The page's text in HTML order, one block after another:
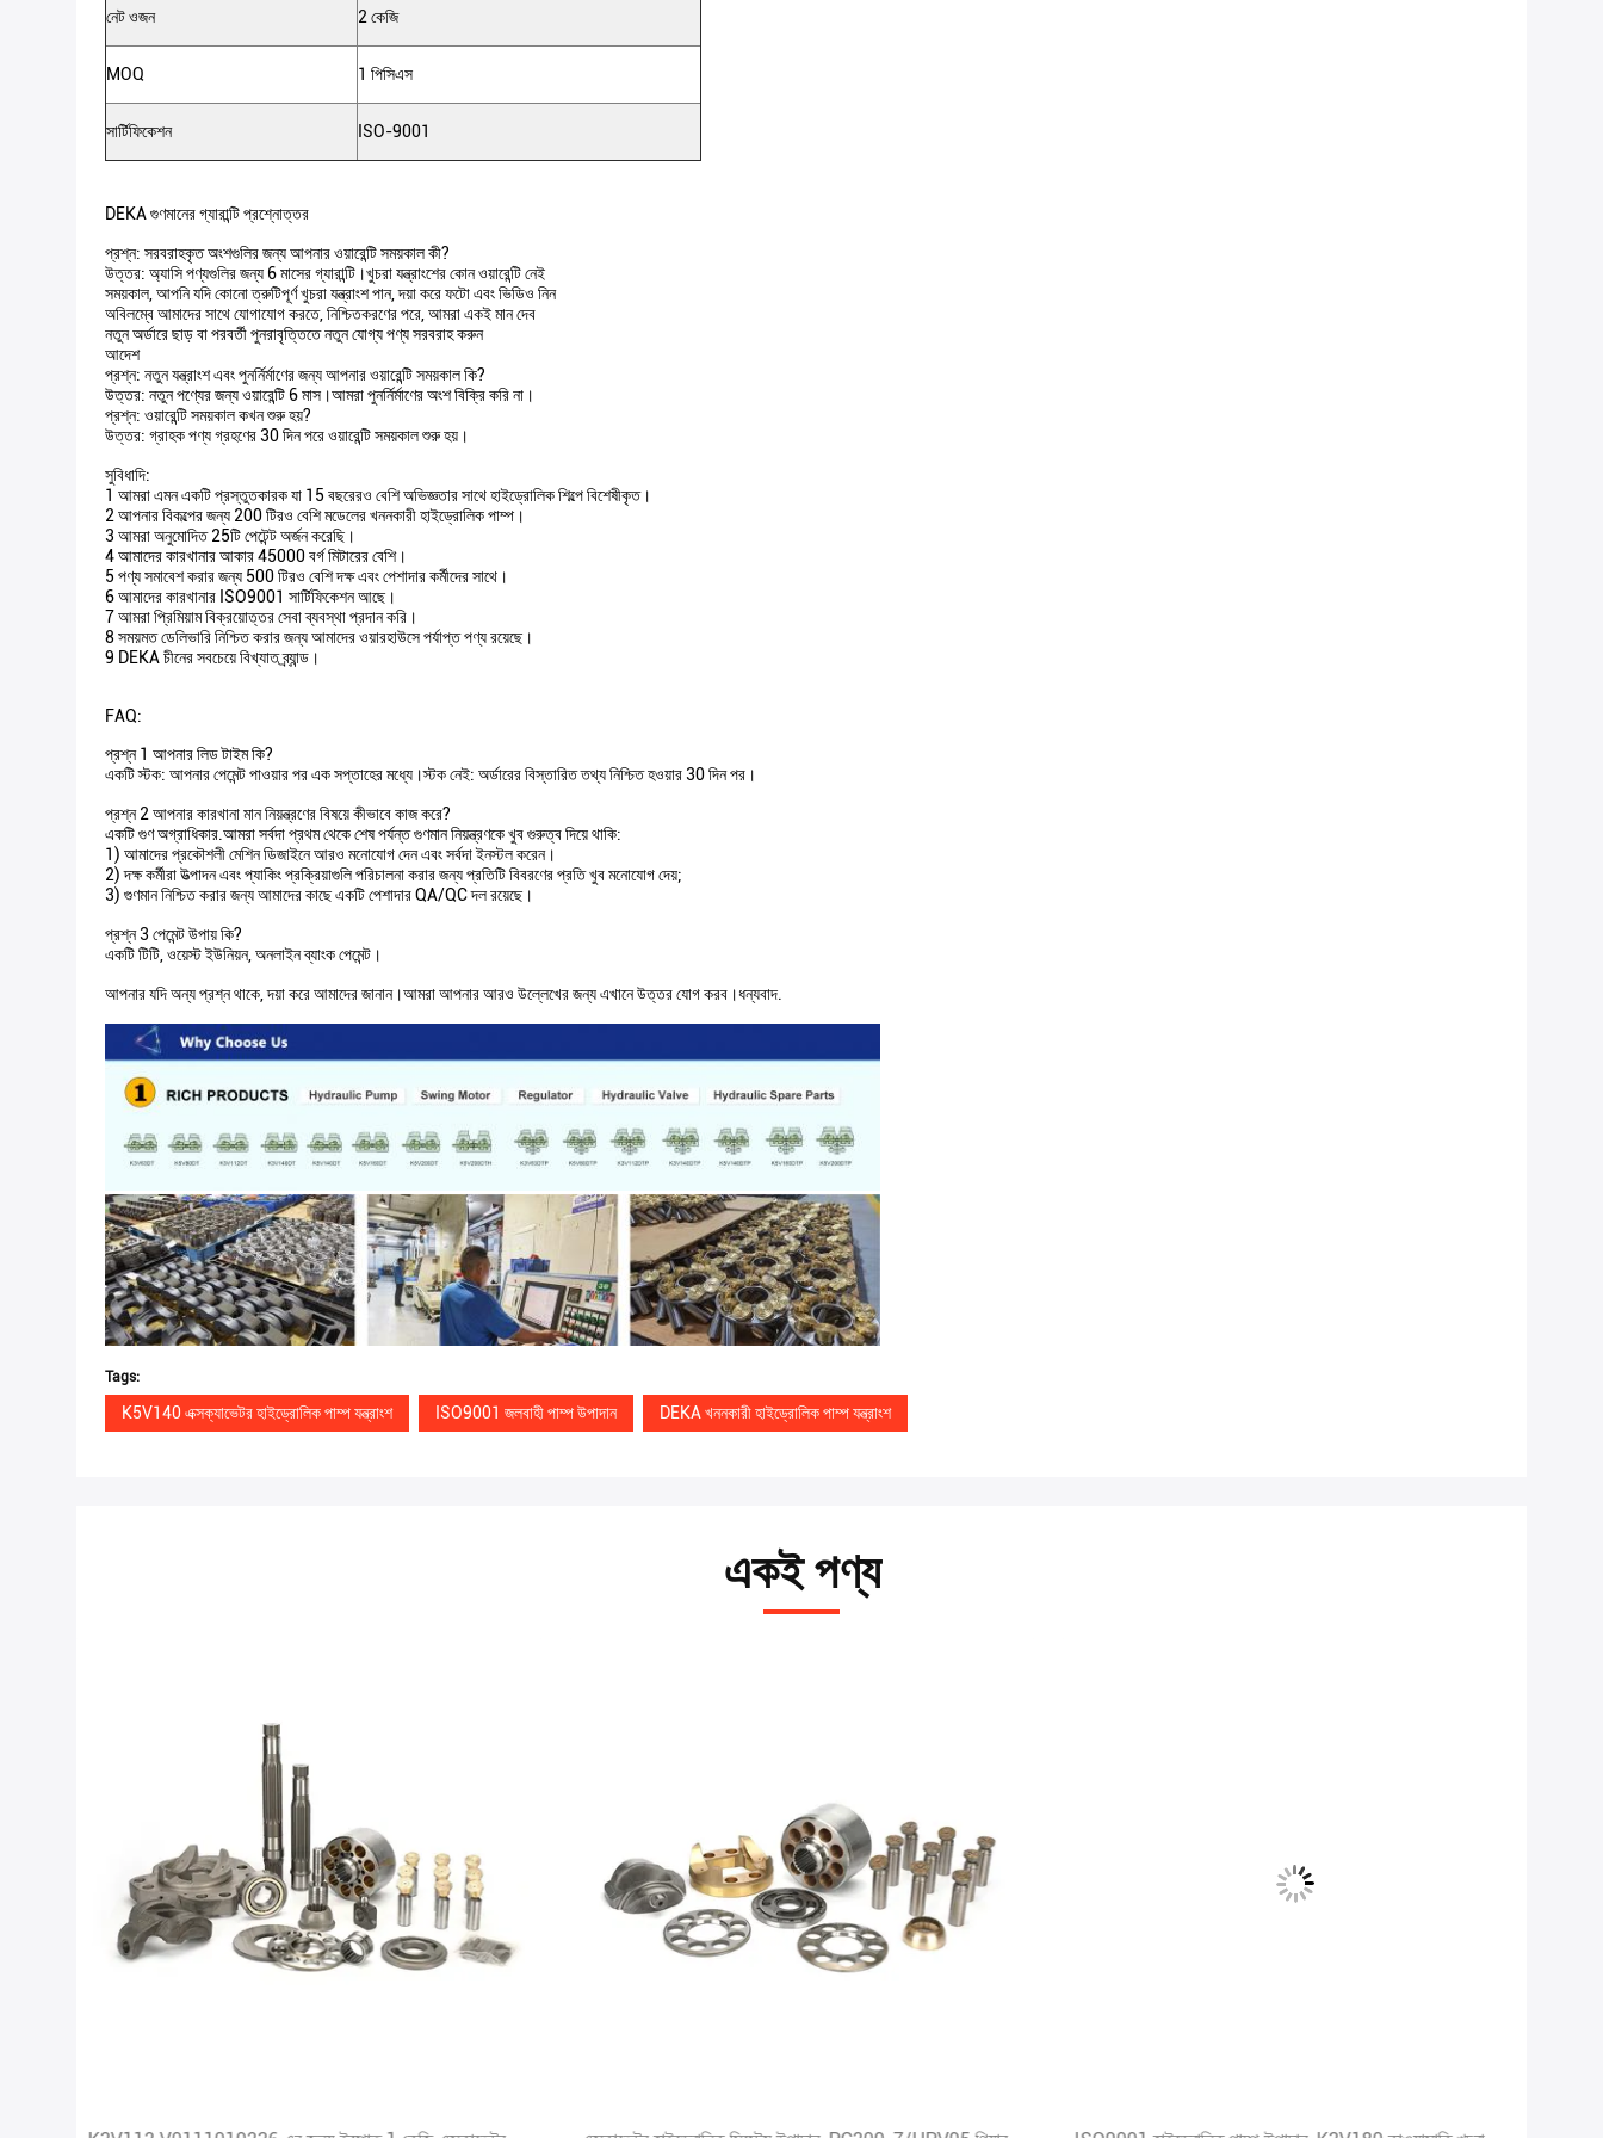
নেট ওজন 2 কেজি
MOQ 1 পিসিএস
সার্টিফিকেশন ISO-9001
DEKA গুণমানের গ্যারান্টি প্রশ্নোত্তর
প্রশ্ন: সরবরাহকৃত অংশগুলির জন্য আপনার ওয়ারেন্টি সময়কাল কী?
উত্তর: অ্যাসি পণ্যগুলির জন্য 6 মাসের গ্যারান্টি।খুচরা যন্ত্রাংশের কোন ওয়ারেন্টি নেই
সময়কাল, আপনি যদি কোনো ত্রুটিপূর্ণ খুচরা যন্ত্রাংশ পান, দয়া করে ফটো এবং ভিডিও নিন
অবিলম্বে আমাদের সাথে যোগাযোগ করতে, নিশ্চিতকরণের পরে, আমরা একই মান দেব
নতুন অর্ডারে ছাড় বা পরবর্তী পুনরাবৃত্তিতে নতুন যোগ্য পণ্য সরবরাহ করুন
আদেশ
প্রশ্ন: নতুন যন্ত্রাংশ এবং পুনর্নির্মাণের জন্য আপনার ওয়ারেন্টি সময়কাল কি?
উত্তর: নতুন পণ্যের জন্য ওয়ারেন্টি 6 মাস।আমরা পুনর্নির্মাণের অংশ বিক্রি করি না।
প্রশ্ন: ওয়ারেন্টি সময়কাল কখন শুরু হয়?
উত্তর: গ্রাহক পণ্য গ্রহণের 30 দিন পরে ওয়ারেন্টি সময়কাল শুরু হয়।
সুবিধাদি:
1 আমরা এমন একটি প্রস্তুতকারক যা 15 বছরেরও বেশি অভিজ্ঞতার সাথে হাইড্রোলিক শিল্পে বিশেষীকৃত।
2 আপনার বিকল্পের জন্য 200 টিরও বেশি মডেলের খননকারী হাইড্রোলিক পাম্প।
3 আমরা অনুমোদিত 25টি পেটেন্ট অর্জন করেছি।
4 আমাদের কারখানার আকার 45000 বর্গ মিটারের বেশি।
5 পণ্য সমাবেশ করার জন্য 500 টিরও বেশি দক্ষ এবং পেশাদার কর্মীদের সাথে।
6 আমাদের কারখানার ISO9001 সার্টিফিকেশন আছে।
7 আমরা প্রিমিয়াম বিক্রয়োত্তর সেবা ব্যবস্থা প্রদান করি।
8 সময়মত ডেলিভারি নিশ্চিত করার জন্য আমাদের ওয়ারহাউসে পর্যাপ্ত পণ্য রয়েছে।
9 DEKA চীনের সবচেয়ে বিখ্যাত ব্র্যান্ড।
FAQ:
প্রশ্ন 1 আপনার লিড টাইম কি?
একটি স্টক: আপনার পেমেন্ট পাওয়ার পর এক সপ্তাহের মধ্যে।স্টক নেই: অর্ডারের বিস্তারিত তথ্য নিশ্চিত হওয়ার 30 দিন পর।
প্রশ্ন 2 আপনার কারখানা মান নিয়ন্ত্রণের বিষয়ে কীভাবে কাজ করে?
একটি গুণ অগ্রাধিকার.আমরা সর্বদা প্রথম থেকে শেষ পর্যন্ত গুণমান নিয়ন্ত্রণকে খুব গুরুত্ব দিয়ে থাকি:
1) আমাদের প্রকৌশলী মেশিন ডিজাইনে আরও মনোযোগ দেন এবং সর্বদা ইনস্টল করেন।
2) দক্ষ কর্মীরা উত্পাদন এবং প্যাকিং প্রক্রিয়াগুলি পরিচালনা করার জন্য প্রতিটি বিবরণের প্রতি খুব মনোযোগ দেয়;
3) গুণমান নিশ্চিত করার জন্য আমাদের কাছে একটি পেশাদার QA/QC দল রয়েছে।
প্রশ্ন 3 পেমেন্ট উপায় কি?
একটি টিটি, ওয়েস্ট ইউনিয়ন, অনলাইন ব্যাংক পেমেন্ট।
আপনার যদি অন্য প্রশ্ন থাকে, দয়া করে আমাদের জানান।আমরা আপনার আরও উল্লেখের জন্য এখানে উত্তর যোগ করব।ধন্যবাদ.
Tags:
K5V140 এক্সক্যাভেটর হাইড্রোলিক পাম্প যন্ত্রাংশ ISO9001 জলবাহী পাম্প উপাদান DEKA খননকারী হাইড্রোলিক পাম্প যন্ত্রাংশ
একই পণ্য